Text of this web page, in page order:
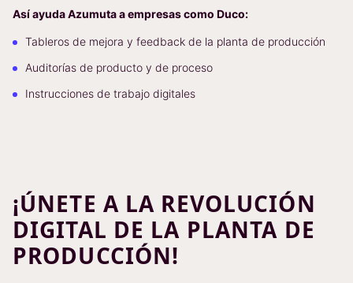
Así ayuda Azumuta a empresas como Duco:
Tableros de mejora y feedback de la planta de producción
Auditorías de producto y de proceso
Instrucciones de trabajo digitales
¡ÚNETE A LA REVOLUCIÓN
DIGITAL DE LA PLANTA DE
PRODUCCIÓN!